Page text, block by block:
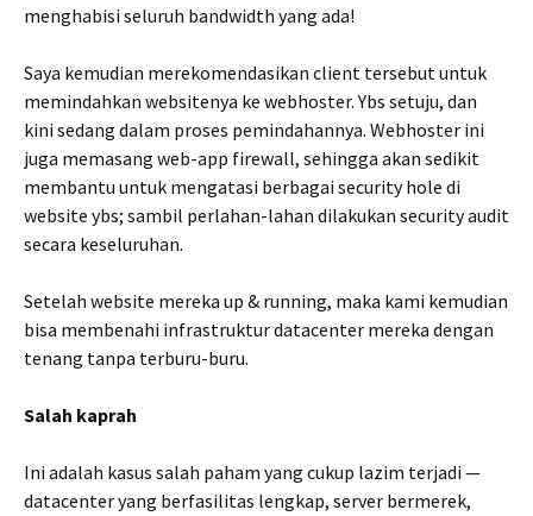
menghabisi seluruh bandwidth yang ada!
Saya kemudian merekomendasikan client tersebut untuk
memindahkan websitenya ke webhoster. Ybs setuju, dan
kini sedang dalam proses pemindahannya. Webhoster ini
juga memasang web-app firewall, sehingga akan sedikit
membantu untuk mengatasi berbagai security hole di
website ybs; sambil perlahan-lahan dilakukan security audit
secara keseluruhan.
Setelah website mereka up & running, maka kami kemudian
bisa membenahi infrastruktur datacenter mereka dengan
tenang tanpa terburu-buru.
Salah kaprah
Ini adalah kasus salah paham yang cukup lazim terjadi —
datacenter yang berfasilitas lengkap, server bermerek,